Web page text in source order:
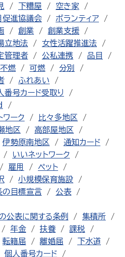
下糟屋
空き家
促進協議会
ボランティア
創業
創業支援
立地法
女性活躍推進法
管理者 公私連携
品目
不燃 可燃
分別
ふれあい
番号カード受取り
ワーク
比々多地区
地区
高部屋地区
伊勢原南地区
通知カード
いいネットワーク
雇用
ペット
小規模保育施設
の目標宣言
公表
公表に関する条例
集積所
年金 扶養
課税
転籍届 離婚届
下水道
個人番号カード